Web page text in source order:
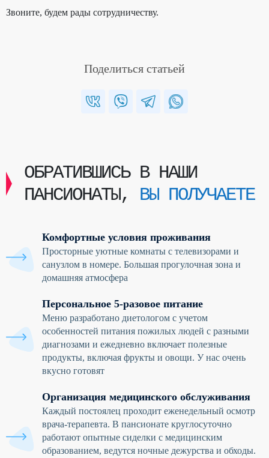
Звоните, будем рады сотрудничеству.
Поделиться статьей
ОБРАТИВШИСЬ В НАШИ
ПАНСИОНАТЫ, ВЫ ПОЛУЧАЕТЕ
Комфортные условия проживания
Просторные уютные комнаты с телевизорами и
санузлом в номере. Большая прогулочная зона и
домашняя атмосфера
Персональное 5-разовое питание
Меню разработано диетологом с учетом
особенностей питания пожилых людей с разными
диагнозами и ежедневно включает полезные
продукты, включая фрукты и овощи. У нас очень
вкусно готовят
Организация медицинского обслуживания
Каждый постоялец проходит еженедельный осмотр
врача-терапевта. В пансионате круглосуточно
работают опытные сиделки с медицинским
образованием, ведутся ночные дежурства и обходы.